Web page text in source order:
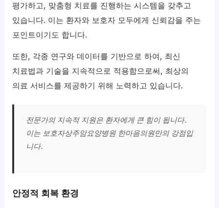
평가하고, 맞춤형 치료를 진행하는 시스템을 갖추고
있습니다. 이는 환자와 보호자 모두에게 신뢰감을 주는
포인트이기도 합니다.
또한, 각종 연구와 데이터를 기반으로 하여, 최신
치료법과 기술을 지속적으로 적용함으로써, 최상의
의료 서비스를 제공하기 위해 노력하고 있습니다.
전문가의 지속적 지원은 환자에게 큰 힘이 됩니다.
이는 보호자상주암요양병원 한마음의원만의 강점입
니다.
안정적 회복 환경